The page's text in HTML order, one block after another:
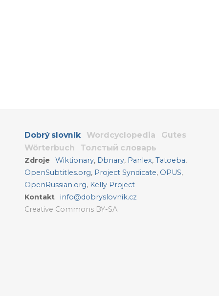
Dobrý slovník Wordcyclopedia
Gutes
Wörterbuch
Толстый словарь
Zdroje Wiktionary, Dbnary, Panlex,Tatoeba,
OpenSubtitles.org, Project Syndicate, OPUS,
OpenRussian.org, Kelly Project
Kontakt
info@dobryslovnik.cz
Creative Commons BY-SA